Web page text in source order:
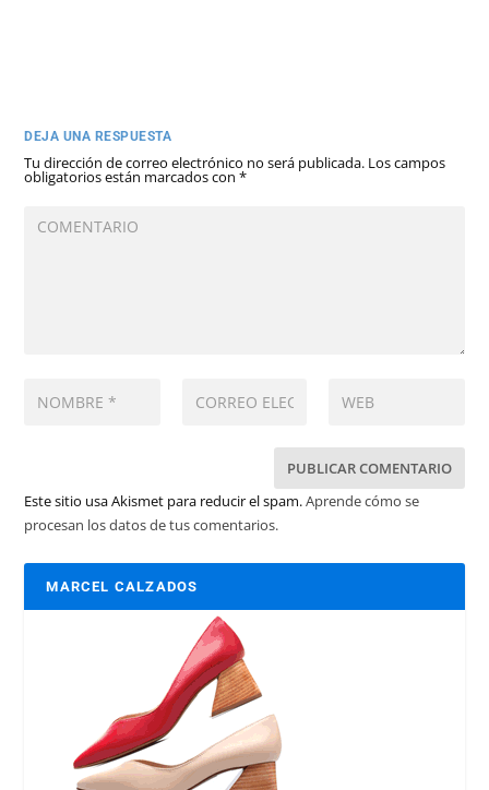
DEJA UNA RESPUESTA
Tu dirección de correo electrónico no será publicada. Los campos
obligatorios están marcados con*
Este sitio usa Akismet para reducir el spam.Aprende cómo se
procesan los datos de tus comentarios.
MARCEL CALZADOS